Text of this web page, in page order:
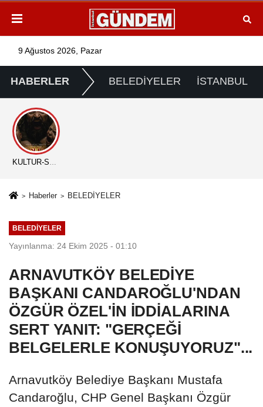
9 Ağustos 2026, Pazar
HABERLER BELEDİYELER İSTANBUL
KÜLTÜR-SANAT
Haberler BELEDİYELER
BELEDİYELER
Yayınlanma: 24 Ekim 2025 - 01:10
ARNAVUTKÖY BELEDİYE
BAŞKANI CANDAROĞLU'NDAN
ÖZGÜR ÖZEL'İN İDDİALARINA
SERT YANIT: "GERÇEĞİ
BELGELERLE KONUŞUYORUZ"...
Arnavutköy Belediye Başkanı Mustafa
Candaroğlu, CHP Genel Başkanı Özgür